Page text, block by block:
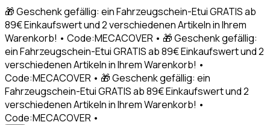
🎁 Geschenk gefällig: ein Fahrzeugschein-Etui GRATIS ab
89€ Einkaufswert und 2 verschiedenen Artikeln in Ihrem
Warenkorb! • Code:MECACOVER • 🎁 Geschenk gefällig:
ein Fahrzeugschein-Etui GRATIS ab 89€ Einkaufswert und 2
verschiedenen Artikeln in Ihrem Warenkorb! •
Code:MECACOVER • 🎁 Geschenk gefällig: ein
Fahrzeugschein-Etui GRATIS ab 89€ Einkaufswert und 2
verschiedenen Artikeln in Ihrem Warenkorb! •
Code:MECACOVER •